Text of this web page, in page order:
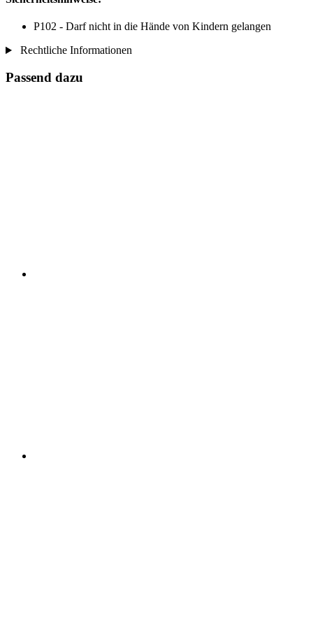
P102 - Darf nicht in die Hände von Kindern gelangen
Rechtliche Informationen
Passend dazu